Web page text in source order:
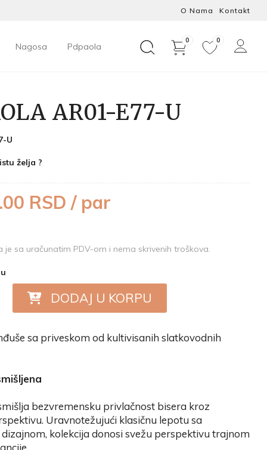
O Nama Kontakt
Nagosa Pdpaola
0 0
AR01-E77-U
U
želja ?
RSD / par
je sa uračunatim PDV-om i nema skrivenih troškova.
DODAJ U KORPU
sa priveskom od kultivisanih slatkovodnih
bezvremensku privlačnost bisera kroz
Uravnotežujući klasičnu lepotu sa
kolekcija donosi svežu perspektivu trajnom